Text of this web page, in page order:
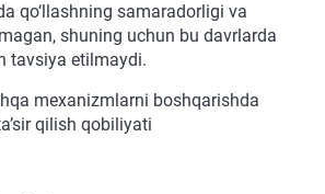
qo‘llashning samaradorligi va
shuning uchun bu davrlarda
tavsiya etilmaydi.
mexanizmlarni boshqarishda
qilish qobiliyati